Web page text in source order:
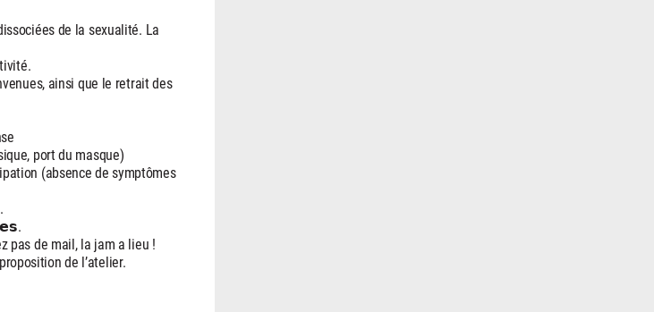
de la sexualité. La
ainsi que le retrait des
port du masque)
(absence de symptômes
pas de mail, la jam a lieu !
de l’atelier.